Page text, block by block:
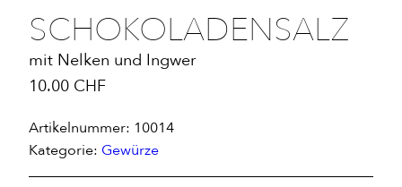
KONTAKT
ONLINESHOP
SCHOKOLADENSALZ
mit Nelken und Ingwer
10.00 CHF
Artikelnummer: 10014
Kategorie: Gewürze